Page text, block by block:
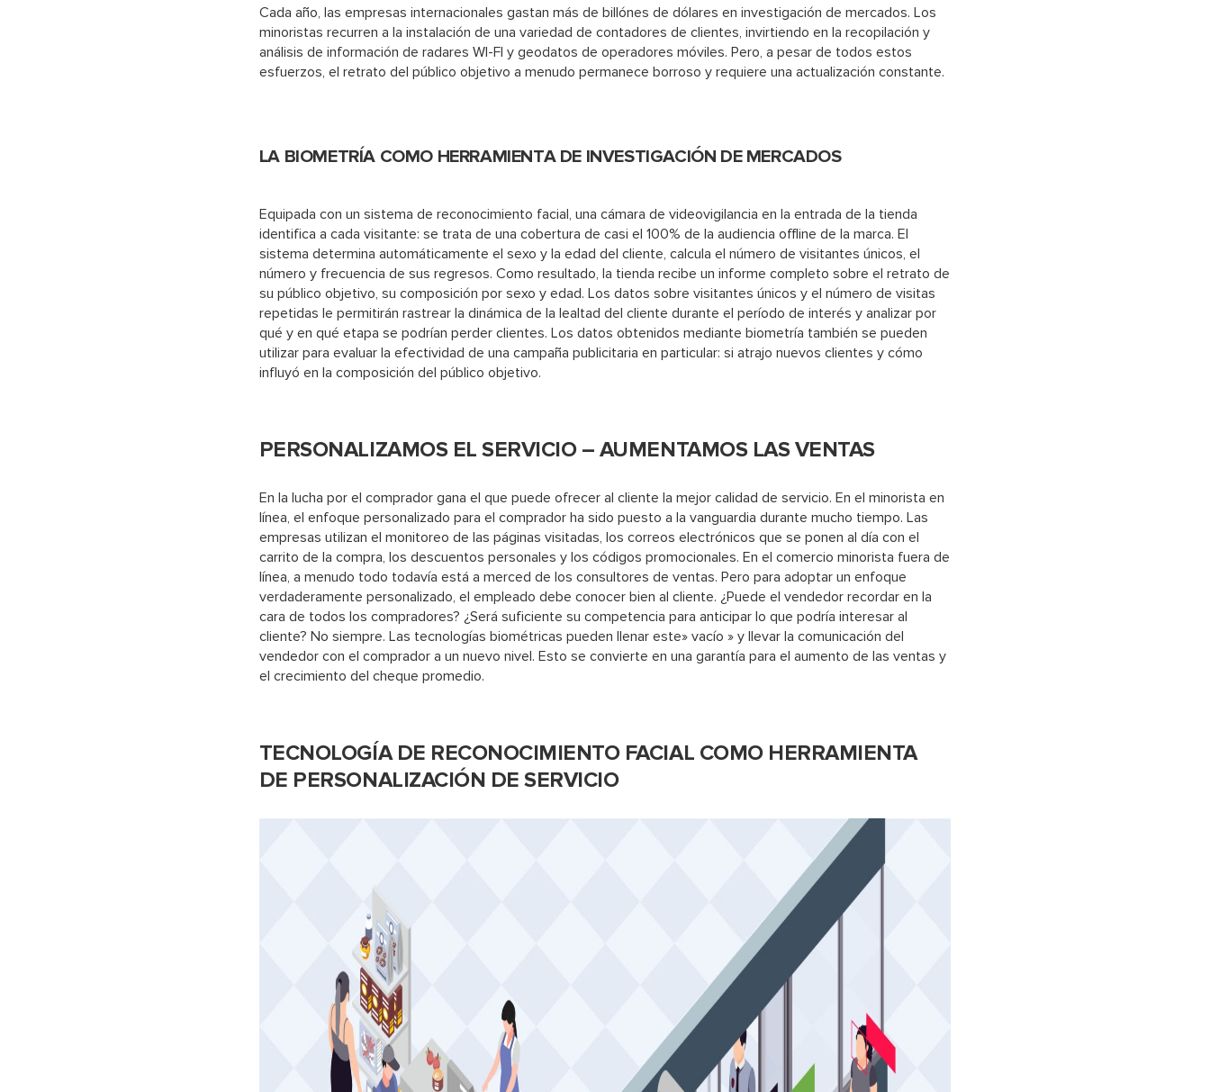
Cada año, las empresas internacionales gastan más de billónes de dólares en investigación de mercados. Los
minoristas recurren a la instalación de una variedad de contadores de clientes, invirtiendo en la recopilación y
análisis de información de radares WI-FI y geodatos de operadores móviles. Pero, a pesar de todos estos
esfuerzos, el retrato del público objetivo a menudo permanece borroso y requiere una actualización constante.
LA BIOMETRÍA COMO HERRAMIENTA DE INVESTIGACIÓN DE MERCADOS
Equipada con un sistema de reconocimiento facial, una cámara de videovigilancia en la entrada de la tienda
identifica a cada visitante: se trata de una cobertura de casi el 100% de la audiencia offline de la marca. El
sistema determina automáticamente el sexo y la edad del cliente, calcula el número de visitantes únicos, el
número y frecuencia de sus regresos. Como resultado, la tienda recibe un informe completo sobre el retrato de
su público objetivo, su composición por sexo y edad. Los datos sobre visitantes únicos y el número de visitas
repetidas le permitirán rastrear la dinámica de la lealtad del cliente durante el período de interés y analizar por
qué y en qué etapa se podrían perder clientes. Los datos obtenidos mediante biometría también se pueden
utilizar para evaluar la efectividad de una campaña publicitaria en particular: si atrajo nuevos clientes y cómo
influyó en la composición del público objetivo.
PERSONALIZAMOS EL SERVICIO – AUMENTAMOS LAS VENTAS
En la lucha por el comprador gana el que puede ofrecer al cliente la mejor calidad de servicio. En el minorista en
línea, el enfoque personalizado para el comprador ha sido puesto a la vanguardia durante mucho tiempo. Las
empresas utilizan el monitoreo de las páginas visitadas, los correos electrónicos que se ponen al día con el
carrito de la compra, los descuentos personales y los códigos promocionales. En el comercio minorista fuera de
línea, a menudo todo todavía está a merced de los consultores de ventas. Pero para adoptar un enfoque
verdaderamente personalizado, el empleado debe conocer bien al cliente. ¿Puede el vendedor recordar en la
cara de todos los compradores? ¿Será suficiente su competencia para anticipar lo que podría interesar al
cliente? No siempre. Las tecnologías biométricas pueden llenar este» vacío » y llevar la comunicación del
vendedor con el comprador a un nuevo nivel. Esto se convierte en una garantía para el aumento de las ventas y
el crecimiento del cheque promedio.
TECNOLOGÍA DE RECONOCIMIENTO FACIAL COMO HERRAMIENTA
DE PERSONALIZACIÓN DE SERVICIO